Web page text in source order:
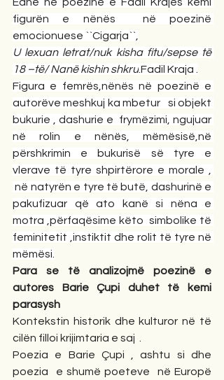
figurën e nënës  në poezinë
emocionuese ``Cigarja``,
U lexuan letrat/nuk kisha fitu/sepse të
18 –të/ Nanë kishin shkru.Fadil Kraja .
Figura e femrës,nënës në poezinë e
autorëve meshkuj ka mbetur   si objekt
bukurie , dashurie e  frymëzimi, ngujuar
në rolin e nënës, mëmësisë,në
përshkrimin e bukurisë së tyre e
vlerave të tyre shpirtërore e morale ,
në natyrën e tyre të butë, dashurinë e
pakufizuar që ato kanë si nëna e
motra ,përfaqësime këto  simbolike të
feminitetit ,instiktit dhe rolit të tyre në
mëmësi.
Para se të analizojmë poezinë e
autores Barie Çupi duhet të kemi
parasysh
Kontekstin historik dhe kulturor në të
cilën filloi krijimtaria e saj  .
Poezia e Barie Çupi , ashtu si dhe
poezia  e shumë poeteve  në Europë